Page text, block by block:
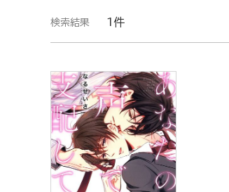
検索結果 1件